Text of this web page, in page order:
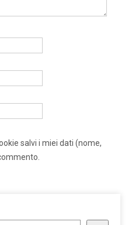
salvi i miei dati (nome,